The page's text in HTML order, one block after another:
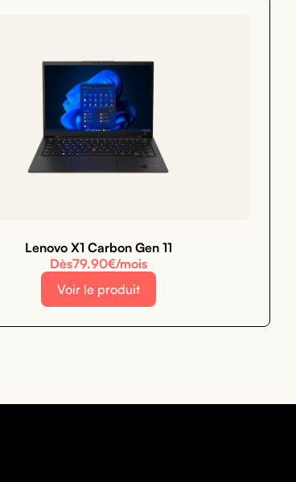
Lenovo X1 Carbon Gen 11
Dès79.90€/mois
Voir le produit